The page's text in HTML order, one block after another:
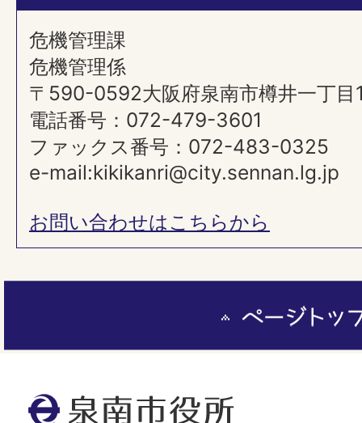
危機管理課
危機管理係
〒590-0592大阪府泉南市樽井一丁目
電話番号：072-479-3601
ファックス番号：072-483-0325
e-mail:kikikanri@city.sennan.lg.jp
お問い合わせはこちらから
泉